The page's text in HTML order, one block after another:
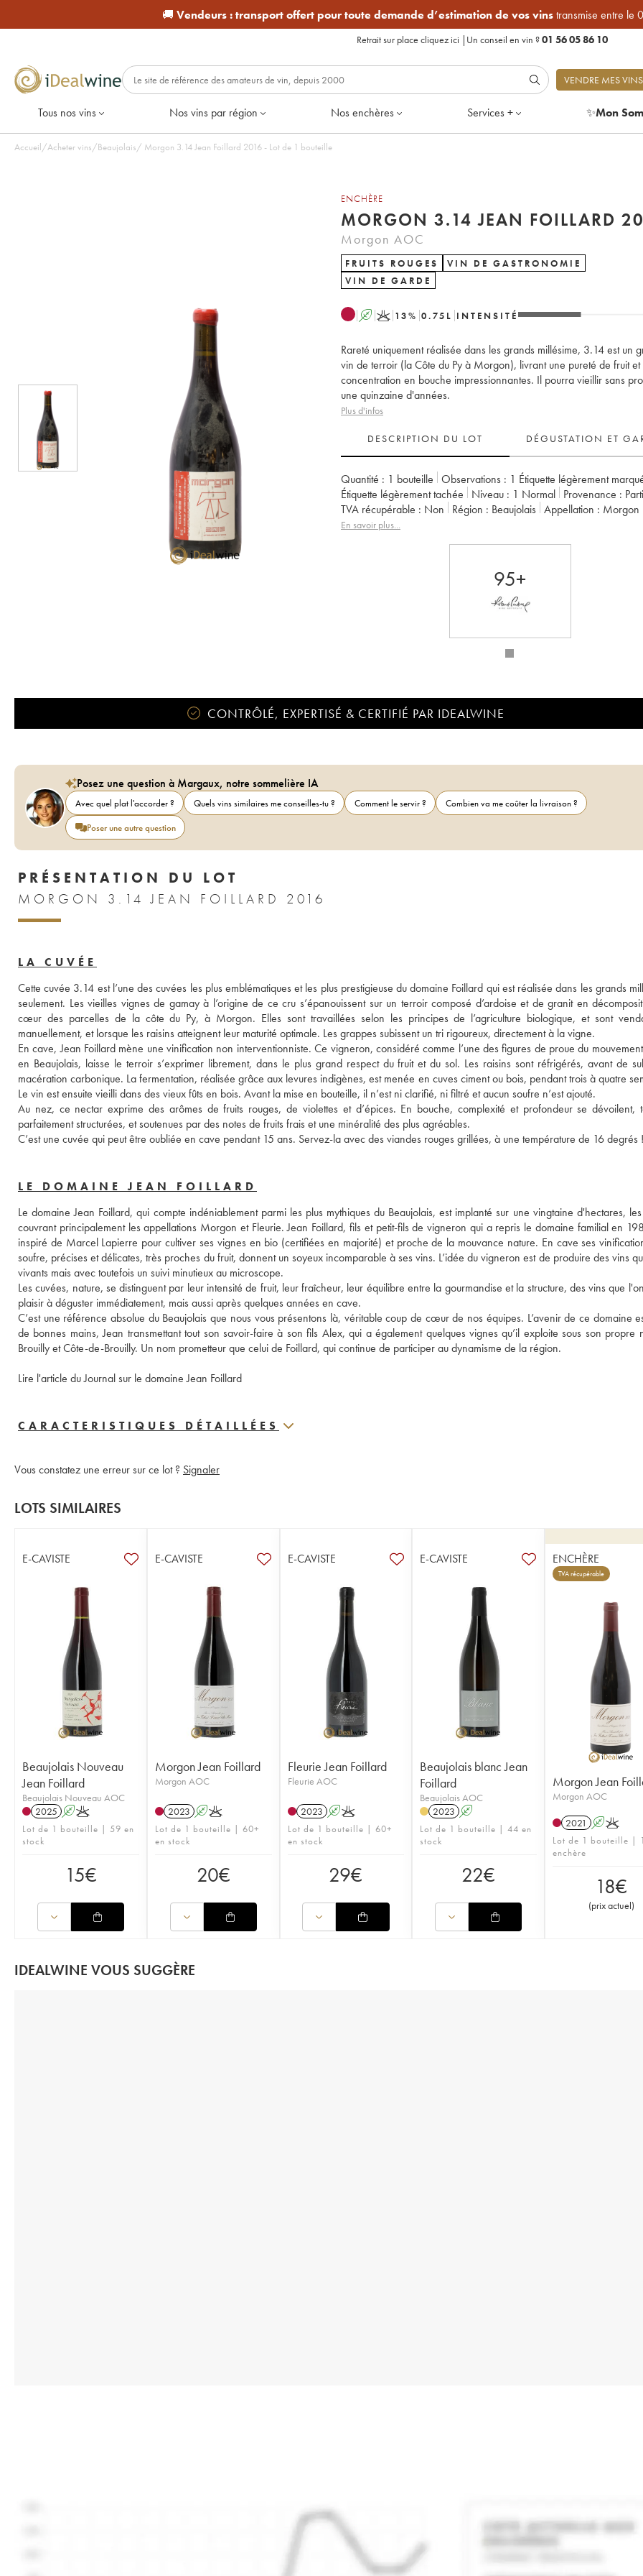
🚚 Vendeurs :transport offert pour toute demande d’estimation de vos vinstransmise entre le
Retrait sur place cliquez ici | Un conseil en vin ?01 56 05 86 10
VENDRE MES VINS
Tous nos vins Nos vins par région Nos enchères Services + ✨Mon
Accueil/Acheter vins/Beaujolais/ Morgon 3.14 Jean Foillard 2016 - Lot de 1 bouteille
ENCHÈRE
MORGON 3.14 JEAN FOILLARD
Morgon AOC
FRUITS ROUGES
VIN DE GASTRONOMIE
VIN DE GARDE
A K 13% 0.75 L INTENSITÉ
Rareté uniquement réalisée dans les grands millésime, 3.14 est un
vin de terroir (la Côte du Py à Morgon), livrant une pureté de fruit et
concentration en bouche impressionnantes. Il pourra vieillir sans
une quinzaine d'années.
Plus d'infos
DESCRIPTION DU LOT DÉGUSTATION ET
Quantité : 1 bouteille Observations : 1 Étiquette légèrement
Étiquette légèrement tachée
Niveau : 1 Normal Provenance :
TVA récupérable :
non Région : Beaujolais Appellation :
Morgon
Propriétaire :
En savoir plus...
95+
CONTRÔLÉ, EXPERTISÉ & CERTIFIÉ PAR IDEALWINE
Posez une question à Margaux, notre sommelière IA
Avec quel plat l'accorder ? Quels vins similaires me conseilles-tu ? Comment le servir ?
Combien va me coûter la livraison ?
Poser une autre question
PRÉSENTATION DU LOT
MORGON 3.14 JEAN FOILLARD 2016
LA CUVÉE
Cette cuvée 3.14 est l’une des cuvées les plus emblématiques et les plus prestigieuse du domaine Foillard qui est réalisée dans les grands
seulement. Les vieilles vignes de gamay à l’origine de ce cru s’épanouissent sur un terroir composé d’ardoise et de granit en
cœur des parcelles de la côte du Py, à Morgon. Elles sont travaillées selon les principes de l’agriculture biologique, et sont
manuellement, et lorsque les raisins atteignent leur maturité optimale. Les grappes subissent un tri rigoureux, directement à la vigne.
En cave, Jean Foillard mène une vinification non interventionniste. Ce vigneron, considéré comme l’une des figures de proue du
en Beaujolais, laisse le terroir s’exprimer librement, dans le plus grand respect du fruit et du sol. Les raisins sont réfrigérés, avant de
macération carbonique. La fermentation, réalisée grâce aux levures indigènes, est menée en cuves ciment ou bois, pendant trois à quatre
Le vin est ensuite vieilli dans des vieux fûts en bois. Avant la mise en bouteille, il n’est ni clarifié, ni filtré et aucun soufre n’est ajouté.
Au nez, ce nectar exprime des arômes de fruits rouges, de violettes et d’épices. En bouche, complexité et profondeur se dévoilent,
parfaitement structurées, et soutenues par des notes de fruits frais et une minéralité des plus agréables.
LE DOMAINE JEAN FOILLARD
Le domaine Jean Foillard, qui compte indéniablement parmi les plus mythiques du Beaujolais, est implanté sur une vingtaine d'hectares,
couvrant principalement les appellations Morgon et Fleurie. Jean Foillard, fils et petit-fils de vigneron qui a repris le domaine familial en
inspiré de Marcel Lapierre pour cultiver ses vignes en bio (certifiées en majorité) et proche de la mouvance nature. En cave ses
soufre, précises et délicates, très proches du fruit, donnent un soyeux incomparable à ses vins. L’idée du vigneron est de produire des vins
vivants mais avec toutefois un suivi minutieux au microscope.
Les cuvées, nature, se distinguent par leur intensité de fruit, leur fraîcheur, leur équilibre entre la gourmandise et la structure, des vins que
plaisir à déguster immédiatement, mais aussi après quelques années en cave.
C’est une référence absolue du Beaujolais que nous vous présentons là, véritable coup de cœur de nos équipes. L’avenir de ce domaine
de bonnes mains, Jean transmettant tout son savoir-faire à son fils Alex, qui a également quelques vignes qu’il exploite sous son propre
Brouilly et Côte-de-Brouilly. Un nom prometteur que celui de Foillard, qui continue de participer au dynamisme de la région.
Lire l'article du Journal sur le domaine Jean Foillard
CARACTERISTIQUES DÉTAILLÉES
Vous constatez une erreur sur ce lot ? Signaler
LOTS SIMILAIRES
E-CAVISTE
Beaujolais Nouveau
Jean Foillard
Beaujolais Nouveau AOC
2025 AK
Lot de 1 bouteille | 59 en
stock
15€
E-CAVISTE
Morgon Jean Foillard
Morgon AOC
2023 AK
Lot de 1 bouteille | 60+
en stock
20€
E-CAVISTE
Fleurie Jean Foillard
Fleurie AOC
2023 AK
Lot de 1 bouteille | 60+
en stock
29€
E-CAVISTE
Beaujolais blanc Jean
Foillard
Beaujolais AOC
2023 A
Lot de 1 bouteille | 44 en
stock
22€
ENCHÈRE
TVA récupérable
Morgon Jean
Morgon AOC
2021 AK
Lot de 1 bouteille | 1
enchère
18€
(prix actuel)
IDEALWINE VOUS SUGGÈRE